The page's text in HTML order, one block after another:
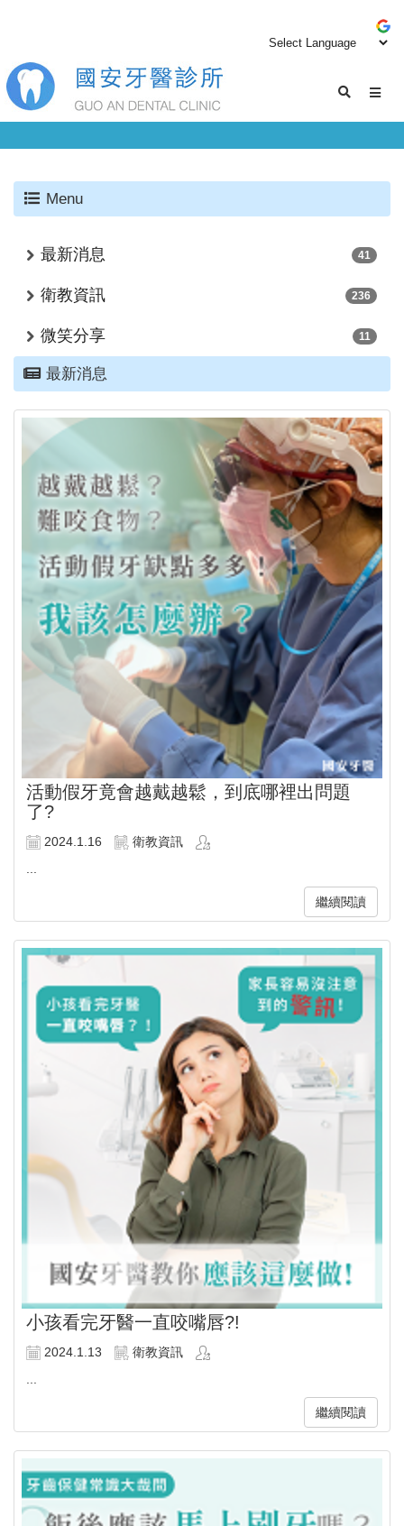
Menu
最新消息 41
衛教資訊 236
微笑分享 11
最新消息
活動假牙竟會越戴越鬆，到底哪裡出問題
了?
2024.1.16
衛教資訊
繼續閱讀
小孩看完牙醫一直咬嘴唇?!
2024.1.13
衛教資訊
繼續閱讀